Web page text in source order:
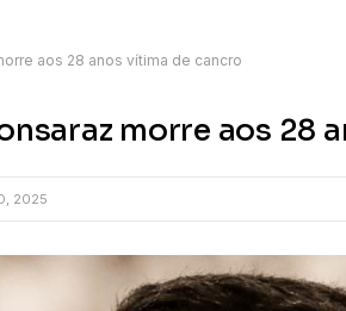
aos 28 anos vítima de cancro
morre aos 28
2025